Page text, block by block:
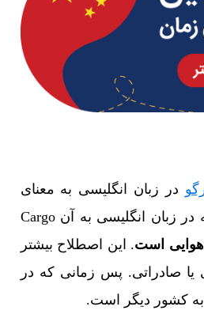
در زبان انگلیسی به معنای
محموله است؛ اما در تجارت و بازرگانی به معنی حمل بار است. کارگو که در زبان انگلیسی به آن Cargo
هوایی است. این اصطلاح بیشتر
یا صادراتی. پس زمانی که در
به کشور دیگر است.